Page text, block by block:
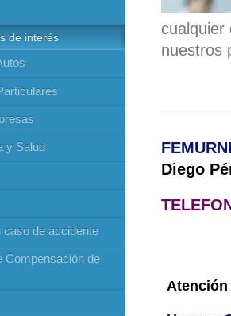
cualquier
nuestros
Diego
Atención
de interés
y Salud
caso de accidente
Compensación de